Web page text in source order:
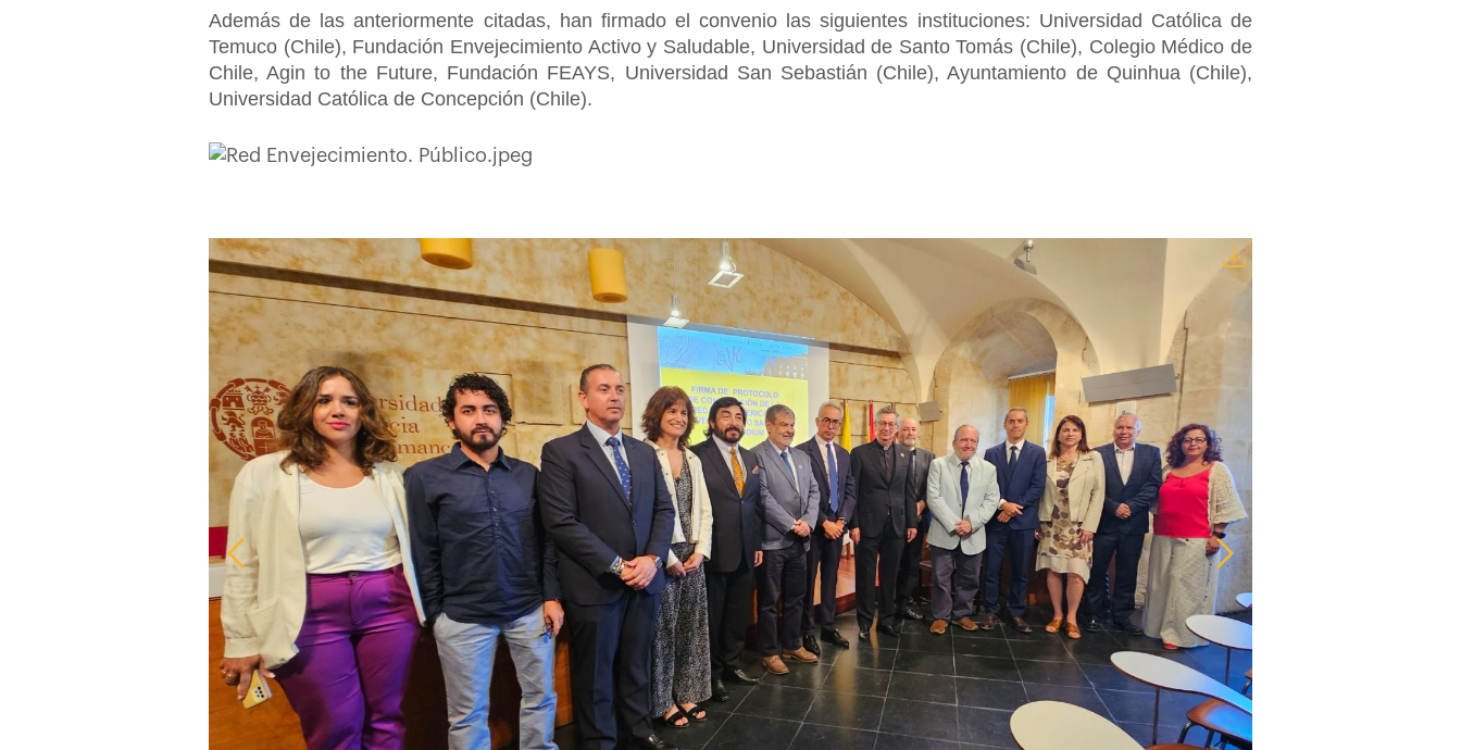
Además de las anteriormente citadas, han firmado el convenio las siguientes instituciones: Universidad Católica de
Temuco (Chile), Fundación Envejecimiento Activo y Saludable, Universidad de Santo Tomás (Chile), Colegio Médico de
Chile, Agin to the Future, Fundación FEAYS, Universidad San Sebastián (Chile), Ayuntamiento de Quinhua (Chile),
Universidad Católica de Concepción (Chile).